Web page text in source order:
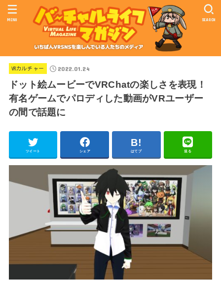
SEARCH
MENU
VRカルチャー 2022.01.24
ドット絵ムービーでVRChatの楽しさを表現！
有名ゲームでパロディした動画がVRユーザー
の間で話題に
ツイート シェア はてブ 送る